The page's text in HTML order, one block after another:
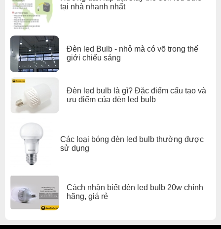
tại nhà nhanh nhất
Đèn led Bulb - nhỏ mà có võ trong thế
giới chiếu sáng
Đèn led bulb là gì? Đặc điểm cấu tạo và
ưu điểm của đèn led bulb
Các loại bóng đèn led bulb thường được
sử dụng
Cách nhận biết đèn led bulb 20w chính
hãng, giá rẻ